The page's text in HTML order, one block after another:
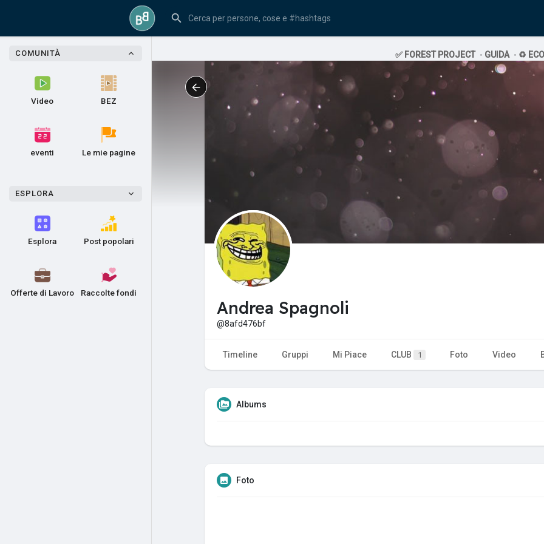
COMUNITÀ
Video BEZ
eventi Le mie pagine
ESPLORA
Esplora Post popolari
Offerte di Lavoro Raccolte fondi
✅ FOREST PROJECT - GUIDA - ♻️
Andrea Spagnoli
@8afd476bf
Timeline Gruppi Mi Piace CLUB 1 Foto Video
Albums
Foto